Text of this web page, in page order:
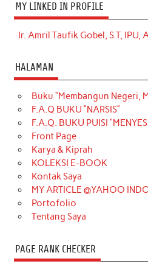
MY LINKED IN PROFILE
Ir. Amril Taufik Gobel, S.T, IPU,
HALAMAN
Buku “Membangun Negeri,
F.A.Q BUKU “NARSIS”
F.A.Q. BUKU PUISI
Front Page
Karya & Kiprah
KOLEKSI E-BOOK
Kontak Saya
MY ARTICLE @YAHOO
Portofolio
Tentang Saya
PAGE RANK CHECKER